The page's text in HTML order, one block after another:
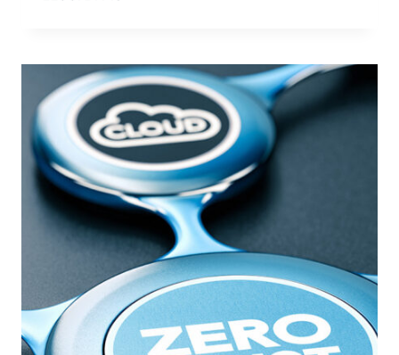
PORTARE
LA
SICUREZZA
DELLE
API
A
UN
LIVELLO
SUPERIORE